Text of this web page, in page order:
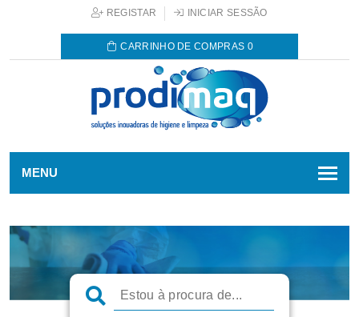
REGISTAR INICIAR SESSÃO
CARRINHO DE COMPRAS 0
MENU